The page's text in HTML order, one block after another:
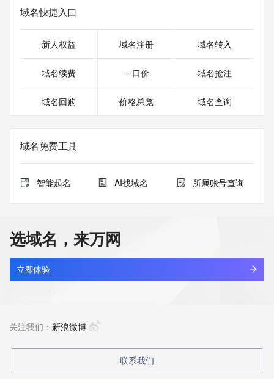
域名快捷入口
新人权益 域名注册 域名转入
域名续费 一口价 域名抢注
域名回购 价格总览 域名查询
域名免费工具
智能起名 AI找域名 所属账号查询
选域名，来万网
立即体验
关注我们： 新浪微博
联系我们